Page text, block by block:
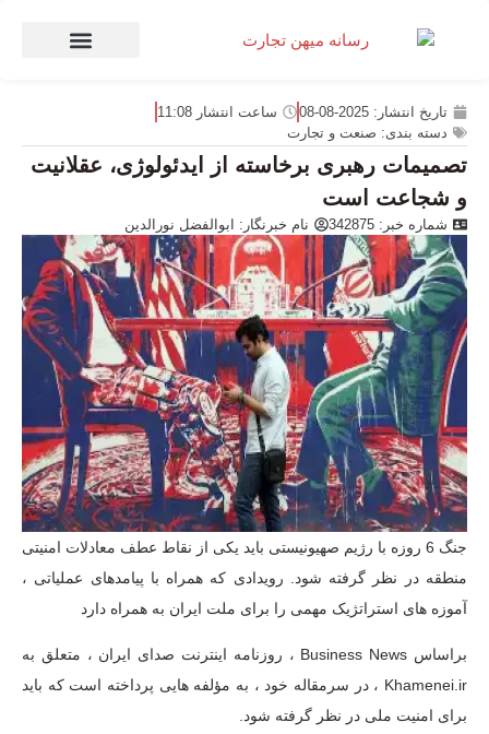
تاریخ انتشار: 2025-08-08 ساعت انتشار 11:08
دسته بندی: صنعت و تجارت
تصمیمات رهبری برخاسته از ایدئولوژی، عقلانیت
و شجاعت است
شماره خبر: 342875 نام خبرنگار: ابوالفضل نورالدین
جنگ 6 روزه با رژیم صهیونیستی باید یکی از نقاط عطف معادلات امنیتی
منطقه در نظر گرفته شود. رویدادی که همراه با پیامدهای عملیاتی ،
آموزه های استراتژیک مهمی را برای ملت ایران به همراه دارد
براساس Business News ، روزنامه اینترنت صدای ایران ، متعلق به
Khamenei.ir ، در سرمقاله خود ، به مؤلفه هایی پرداخته است که باید
برای امنیت ملی در نظر گرفته شود.